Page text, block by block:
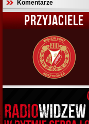
Komentarze
PRZYJACIELE